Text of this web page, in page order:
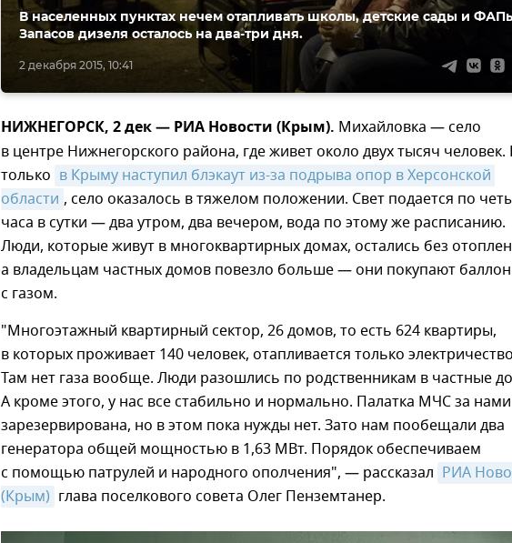
2 декабря 2015, 10:41
В населенных пунктах нечем отапливать школы, детские сады и
Запасов дизеля осталось на два-три дня.
НИЖНЕГОРСК, 2 дек — РИА Новости (Крым). Михайловка — село
в центре Нижнегорского района, где живет около двух тысяч человек.
только в Крыму наступил блэкаут из-за подрыва опор в Херсонской
области , село оказалось в тяжелом положении. Свет подается по
часа в сутки — два утром, два вечером, вода по этому же расписанию.
Люди, которые живут в многоквартирных домах, остались без
а владельцам частных домов повезло больше — они покупают
с газом.
"Многоэтажный квартирный сектор, 26 домов, то есть 624 квартиры,
в которых проживает 140 человек, отапливается только
Там нет газа вообще. Люди разошлись по родственникам в частные
А кроме этого, у нас все стабильно и нормально. Палатка МЧС за нами
зарезервирована, но в этом пока нужды нет. Зато нам пообещали два
генератора общей мощностью в 1,63 МВт. Порядок обеспечиваем
с помощью патрулей и народного ополчения", — рассказал РИА
(Крым) глава поселкового совета Олег Пенземтанер.